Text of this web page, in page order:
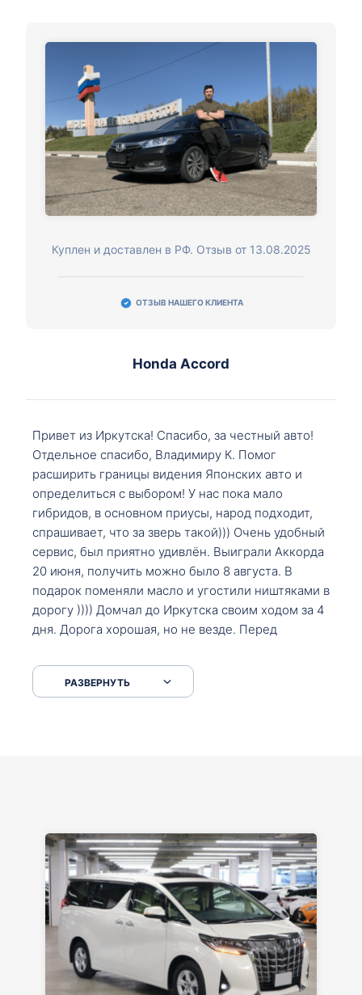
Куплен и доставлен в РФ. Отзыв от 13.08.2025
ОТЗЫВ НАШЕГО КЛИЕНТА
Honda Accord
Привет из Иркутска! Спасибо, за честный авто!
Отдельное спасибо, Владимиру К. Помог
расширить границы видения Японских авто и
определиться с выбором! У нас пока мало
гибридов, в основном приусы, народ подходит,
спрашивает, что за зверь такой))) Очень удобный
сервис, был приятно удивлён. Выиграли Аккорда
20 июня, получить можно было 8 августа. В
подарок поменяли масло и угостили ништяками в
дорогу )))) Домчал до Иркутска своим ходом за 4
дня. Дорога хорошая, но не везде. Перед
серпантинах по пути следования.
РАЗВЕРНУТЬ